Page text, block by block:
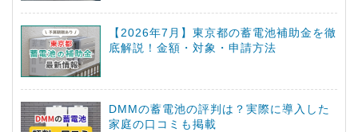
【2026年7月】東京都の蓄電池補助金を徹
底解説！金額・対象・申請方法
DMMの蓄電池の評判は？実際に導入した
家庭の口コミも掲載